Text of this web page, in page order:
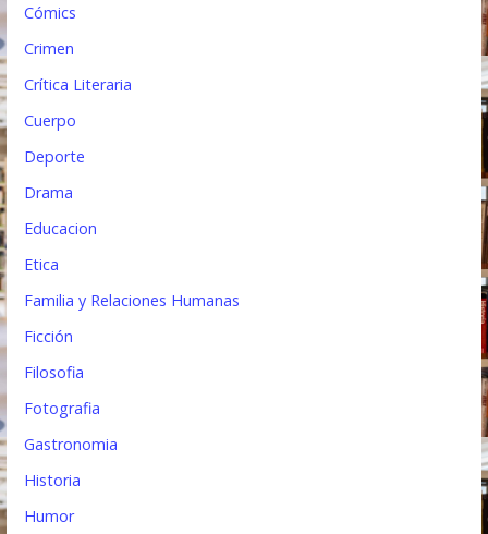
Cómics
Crimen
Crítica Literaria
Cuerpo
Deporte
Drama
Educacion
Etica
Familia y Relaciones Humanas
Ficción
Filosofia
Fotografia
Gastronomia
Historia
Humor